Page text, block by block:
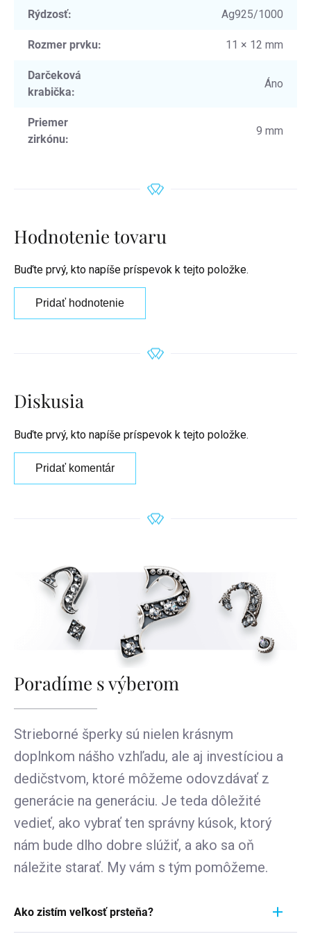
Rýdzosť: Ag925/1000
Rozmer prvku: 11 × 12 mm
Darčeková
krabička:
Áno
Priemer
zirkónu:
9 mm
Hodnotenie tovaru
Buďte prvý, kto napíše príspevok k tejto položke.
Pridať hodnotenie
Diskusia
Buďte prvý, kto napíše príspevok k tejto položke.
Pridať komentár
Poradíme s výberom
Strieborné šperky sú nielen krásnym
doplnkom nášho vzhľadu, ale aj investíciou a
dedičstvom, ktoré môžeme odovzdávať z
generácie na generáciu. Je teda dôležité
vedieť, ako vybrať ten správny kúsok, ktorý
nám bude dlho dobre slúžiť, a ako sa oň
náležite starať. My vám s tým pomôžeme.
Ako zistím veľkosť prsteňa?